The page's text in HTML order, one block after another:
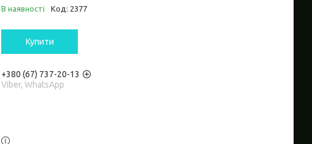
В наявності Код: 2377
Купити
+380 (67) 737-20-13
Viber, WhatsApp